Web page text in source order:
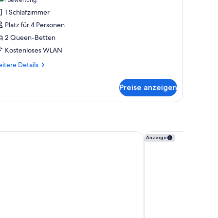
Bewertung)
1 Schlafzimmer
Platz für 4 Personen
2 Queen-Betten
Kostenloses WLAN
Details
Preise anzeigen
& Suites Grand Rapids South - Wyoming by IHG
Anzeige
Baymont by